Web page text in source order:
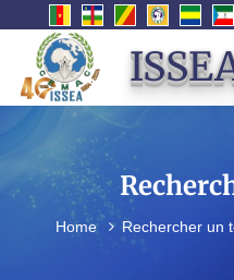
Home Rechercher un